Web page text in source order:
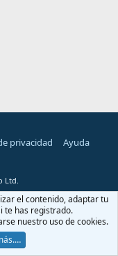
privacidad Ayuda
Ltd.
el contenido, adaptar tu
te has registrado.
nuestro uso de cookies.